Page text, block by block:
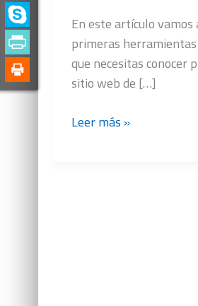
En este artículo vamos
primeras
que necesitas conocer
sitio web de […]
Administra
Leer más »